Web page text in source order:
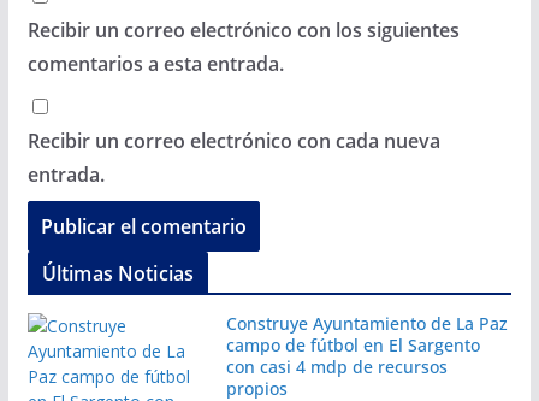
Recibir un correo electrónico con los siguientes
comentarios a esta entrada.
Recibir un correo electrónico con cada nueva
entrada.
Últimas Noticias
Construye Ayuntamiento de La Paz
campo de fútbol en El Sargento
con casi 4 mdp de recursos
propios